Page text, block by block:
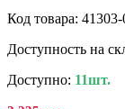
Код товара: 41303-
Доступность на
Доступно: 11шт.